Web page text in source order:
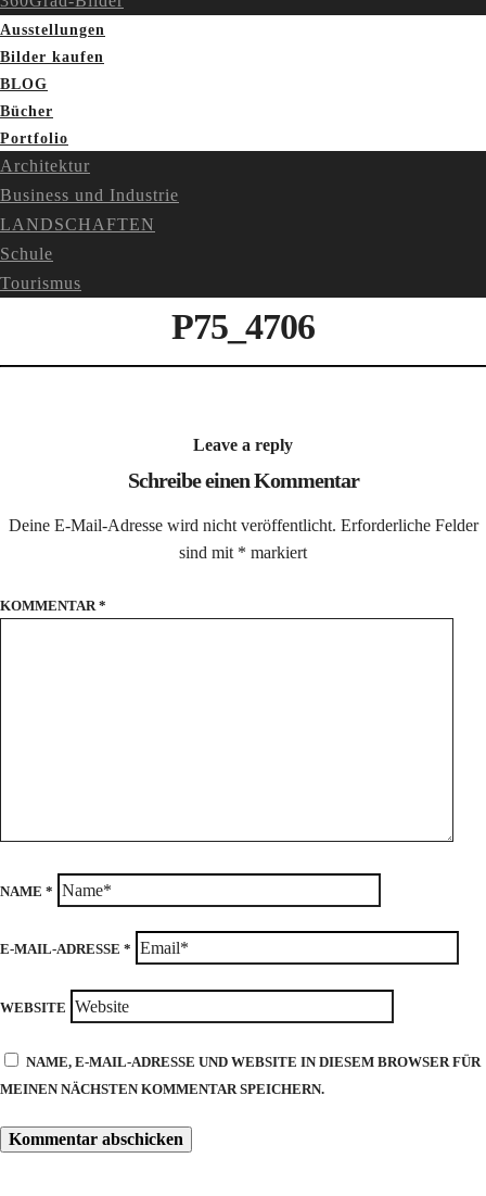
Ausstellungen
Bilder kaufen
BLOG
Bücher
Portfolio
Architektur
Business und Industrie
LANDSCHAFTEN
Schule
Tourismus
P75_4706
Leave a reply
Schreibe einen Kommentar
Deine E-Mail-Adresse wird nicht veröffentlicht. Erforderliche Felder
sind mit * markiert
KOMMENTAR *
NAME *
E-MAIL-ADRESSE *
WEBSITE
NAME, E-MAIL-ADRESSE UND WEBSITE IN DIESEM BROWSER FÜR
MEINEN NÄCHSTEN KOMMENTAR SPEICHERN.